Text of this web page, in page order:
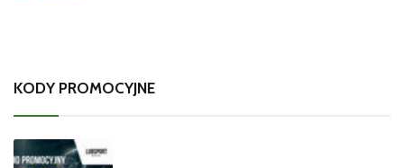
KODY PROMOCYJNE